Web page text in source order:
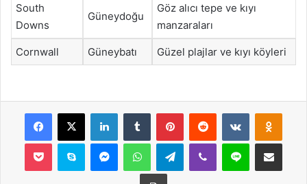
South
Downs
Güneydoğu
Göz alıcı tepe ve kıyı
manzaraları
Cornwall Güneybatı Güzel plajlar ve kıyı köyleri
Facebook
X LinkedInTumblr PinterestReddit VKontakte
Pocket Skype MessengerWhatsAppTelegramViber Line E-Posta ile
Yazdır